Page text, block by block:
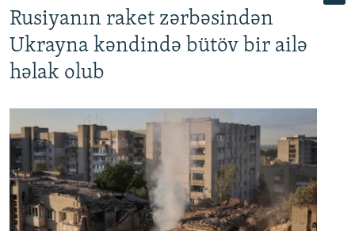
Rusiyanın raket zərbəsindən
Ukrayna kəndində bütöv bir ailə
həlak olub